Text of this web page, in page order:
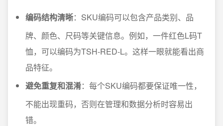
编码结构清晰：SKU编码可以包含产品类别、品
牌、颜色、尺码等关键信息。例如，一件红色L码T
恤，可以编码为TSH-RED-L。这样一眼就能看出商
品特征。
避免重复和混淆：每个SKU编码都要保证唯一性，
不能出现重码，否则在管理和数据分析时容易出
错。